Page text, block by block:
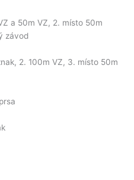
a 50m VZ, 2. místo 50m
závod
2. 100m VZ, 3. místo 50m